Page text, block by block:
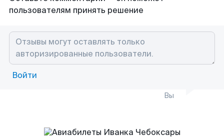
пользователям принять решение
Войти
Вы